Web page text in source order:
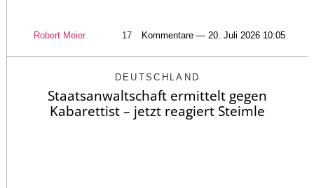
Robert Meier 17 Kommentare — 20. Juli 2026 10:05
DEUTSCHLAND
Staatsanwaltschaft ermittelt gegen
Kabarettist – jetzt reagiert Steimle